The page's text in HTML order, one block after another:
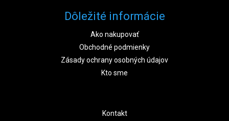
Dôležité informácie
Ako nakupovať
Obchodné podmienky
Zásady ochrany osobných údajov
Kto sme
Kontakt